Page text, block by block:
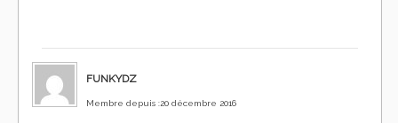
FUNKYDZ
Membre depuis :20 décembre 2016